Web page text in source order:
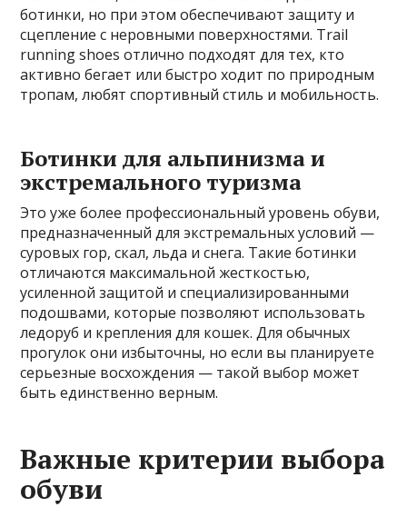
ботинки, но при этом обеспечивают защиту и
сцепление с неровными поверхностями. Trail
running shoes отлично подходят для тех, кто
активно бегает или быстро ходит по природным
тропам, любят спортивный стиль и мобильность.
Ботинки для альпинизма и
экстремального туризма
Это уже более профессиональный уровень обуви,
предназначенный для экстремальных условий —
суровых гор, скал, льда и снега. Такие ботинки
отличаются максимальной жесткостью,
усиленной защитой и специализированными
подошвами, которые позволяют использовать
ледоруб и крепления для кошек. Для обычных
прогулок они избыточны, но если вы планируете
серьезные восхождения — такой выбор может
быть единственно верным.
Важные критерии выбора
обуви